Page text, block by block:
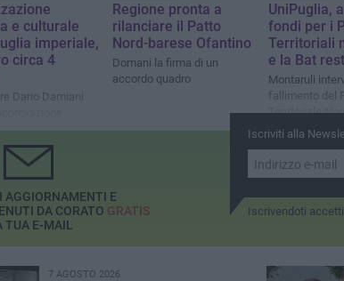
e culturale
imperiale,
circa 4
Dario Damiani
di un progetto
Nord Barese
Regione pronta a
rilanciare il Patto
Nord-barese Ofantino
Domani la firma di un
accordo quadro
UniPuglia,
fondi per i
Territoriali
e la Bat
Montaruli
fallimento del
Territoriale
Ofantino
Iscriviti alla
Iscrivendoti
AGGIORNAMENTI E
DA CORATO GRATIS
TUA E-MAIL
7 AGOSTO 2026